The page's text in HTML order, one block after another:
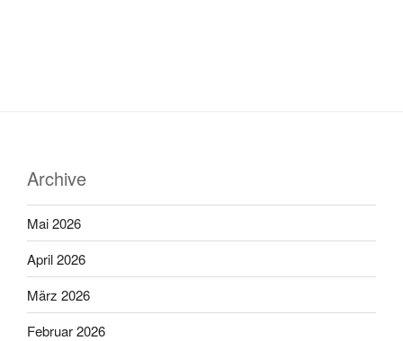
Archive
Mai 2026
April 2026
März 2026
Februar 2026